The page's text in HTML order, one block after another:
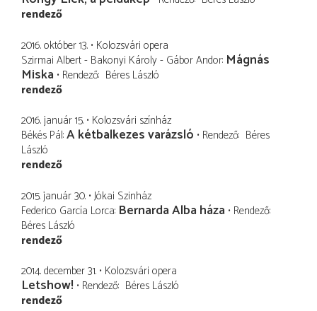
rendező
2016. október 13. Kolozsvári opera
Szirmai Albert - Bakonyi Károly - Gábor Andor Mágnás
Miska Rendező Béres László
rendező
2016. január 15. Kolozsvári színház
Békés Pál A kétbalkezes varázsló Rendező Béres
László
rendező
2015. január 30. Jókai Szinház
Federico García Lorca Bernarda Alba háza Rendező
Béres László
rendező
2014. december 31. Kolozsvári opera
Letshow! Rendező Béres László
rendező